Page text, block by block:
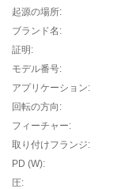
起源の場所:
ブランド名:
証明:
モデル番号:
アプリケーション:
回転の方向:
フィーチャー:
取り付けフランジ:
PD (W):
圧: